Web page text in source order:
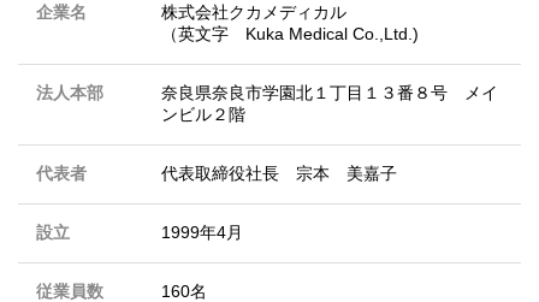
企業名
株式会社クカメディカル
（英文字 Kuka Medical Co.,Ltd.)
法人本部
奈良県奈良市学園北１丁目１３番８号 メイ
ンビル２階
代表者 代表取締役社長 宗本 美嘉子
設立 1999年4月
従業員数 160名